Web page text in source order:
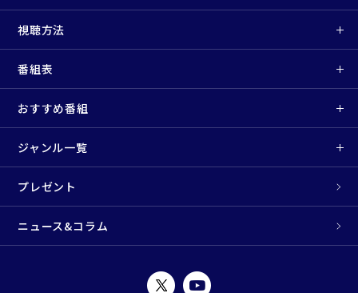
視聴方法
番組表
おすすめ番組
ジャンル一覧
プレゼント
ニュース&コラム